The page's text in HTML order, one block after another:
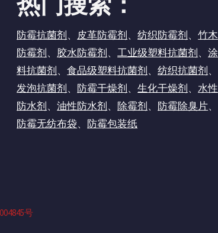
防霉抗菌剂、 皮革防霉剂、纺织防霉剂、竹木
防霉剂、 胶水防霉剂、工业级塑料抗菌剂、涂
料抗菌剂、食品级塑料抗菌剂、纺织抗菌剂、
发泡抗菌剂、 防霉干燥剂、生化干燥剂、水性
防水剂、油性防水剂、 除霉剂、 防霉除臭片、
防霉无纺布袋、 防霉包装纸
号